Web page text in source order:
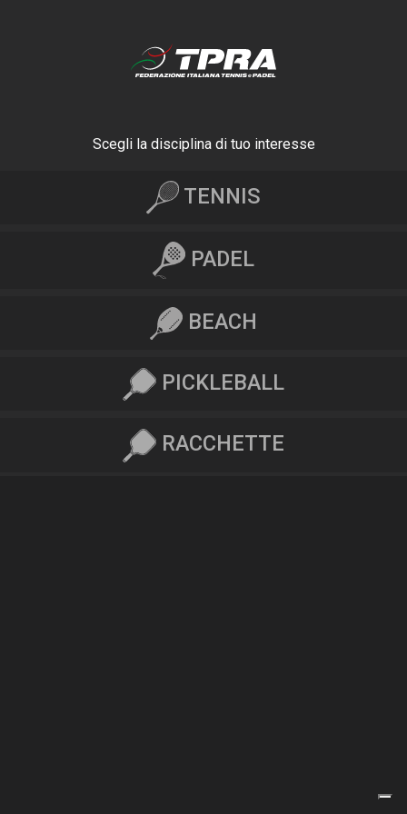
Scegli la disciplina di tuo interesse
TENNIS
PADEL
BEACH
PICKLEBALL
RACCHETTE